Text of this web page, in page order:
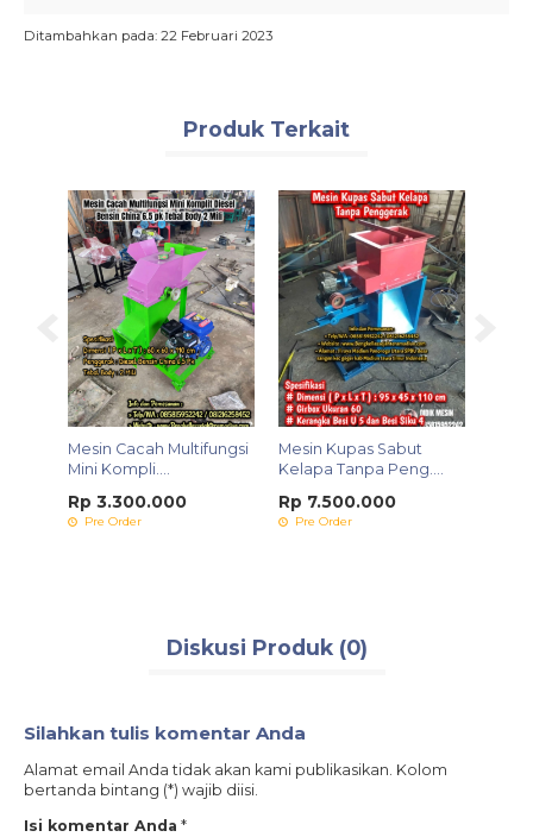
Ditambahkan pada: 22 Februari 2023
Produk Terkait
Mesin Cacah Multifungsi
Mini Kompli....
Rp 3.300.000
Pre Order
Mesin Kupas Sabut
Kelapa Tanpa Peng....
Rp 7.500.000
Pre Order
Diskusi Produk (0)
Silahkan tulis komentar Anda
Alamat email Anda tidak akan kami publikasikan. Kolom
bertanda bintang (*) wajib diisi.
Isi komentar Anda *